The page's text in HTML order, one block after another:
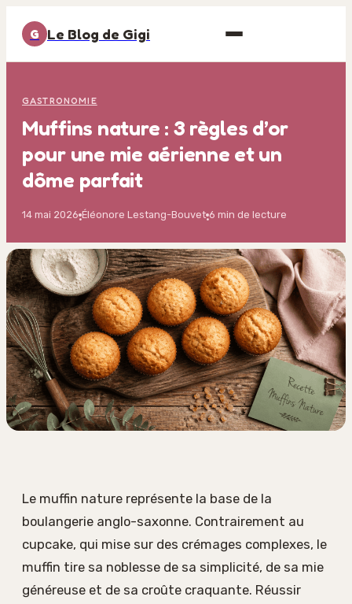
G Le Blog de Gigi
GASTRONOMIE
Muffins nature : 3 règles d’or
pour une mie aérienne et un
dôme parfait
14 mai 2026·Éléonore Lestang-Bouvet·6 min de lecture
Le muffin nature représente la base de la
boulangerie anglo-saxonne. Contrairement au
cupcake, qui mise sur des crémages complexes, le
muffin tire sa noblesse de sa simplicité, de sa mie
généreuse et de sa croûte craquante. Réussir